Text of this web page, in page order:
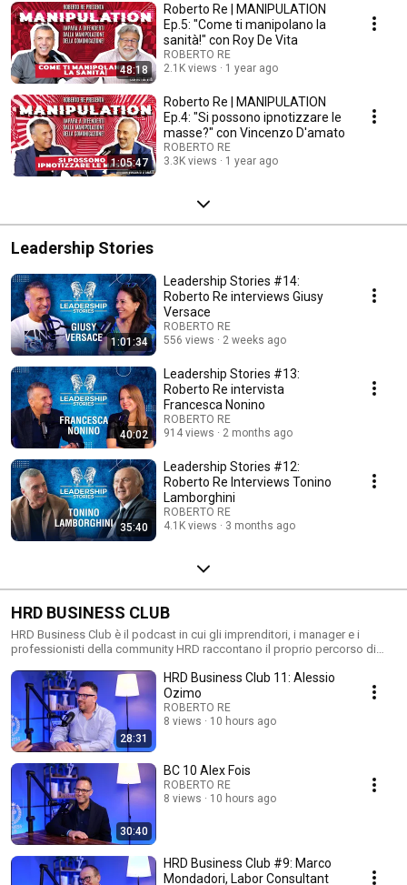
48:18
Roberto Re | MANIPULATION
Ep.5: "Come ti manipolano la
sanità!" con Roy De Vita
ROBERTO RE
2.1K views
1 year ago
1:05:47
Roberto Re | MANIPULATION
Ep.4: "Si possono ipnotizzare le
masse?" con Vincenzo D'amato
ROBERTO RE
3.3K views
1 year ago
Leadership Stories
1:01:34
Leadership Stories #14:
Roberto Re interviews Giusy
Versace
ROBERTO RE
556 views
2 weeks ago
40:02
Leadership Stories #13:
Roberto Re intervista
Francesca Nonino
ROBERTO RE
914 views
2 months ago
35:40
Leadership Stories #12:
Roberto Re Interviews Tonino
Lamborghini
ROBERTO RE
4.1K views
3 months ago
HRD BUSINESS CLUB
HRD Business Club è il podcast in cui gli imprenditori, i manager e i
professionisti della community HRD raccontano il proprio percorso di
i membri del Club condividono la loro storia, le sfide affrontate, gli
ostacoli superati e le lezioni che hanno cambiato il loro modo di guidare
un'azienda, un team e la propria vita. Un viaggio fatto di esperienze
autentiche, successi, errori, cambiamenti e consapevolezze, in cui
emerge il valore della formazione, del confronto e del networking che
caratterizzano l'HRD Business Club. Ogni episodio offre spunti concreti,
ispirazione e strategie applicabili per chi desidera crescere come
imprenditore, professionista e persona.
28:31
HRD Business Club 11: Alessio
Ozimo
ROBERTO RE
8 views
10 hours ago
30:40
BC 10 Alex Fois
ROBERTO RE
8 views
10 hours ago
HRD Business Club #9: Marco
Mondadori, Labor Consultant